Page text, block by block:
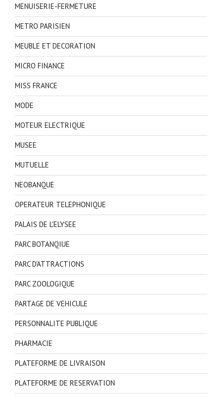
MENUISERIE-FERMETURE
METRO PARISIEN
MEUBLE ET DECORATION
MICRO FINANCE
MISS FRANCE
MODE
MOTEUR ELECTRIQUE
MUSEE
MUTUELLE
NEOBANQUE
OPERATEUR TELEPHONIQUE
PALAIS DE L'ELYSEE
PARC BOTANQIUE
PARC D'ATTRACTIONS
PARC ZOOLOGIQUE
PARTAGE DE VEHICULE
PERSONNALITE PUBLIQUE
PHARMACIE
PLATEFORME DE LIVRAISON
PLATEFORME DE RESERVATION